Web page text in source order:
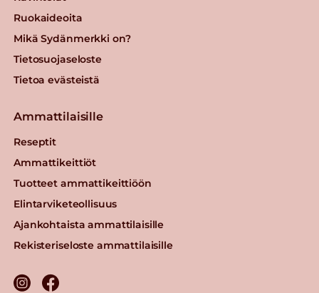
Ruokaideoita
Mikä Sydänmerkki on?
Tietosuojaseloste
Tietoa evästeistä
Ammattilaisille
Reseptit
Ammattikeittiöt
Tuotteet ammattikeittiöön
Elintarviketeollisuus
Ajankohtaista ammattilaisille
Rekisteriseloste ammattilaisille